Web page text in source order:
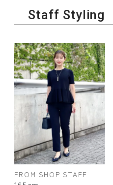
Staff Styling
FROM SHOP STAFF